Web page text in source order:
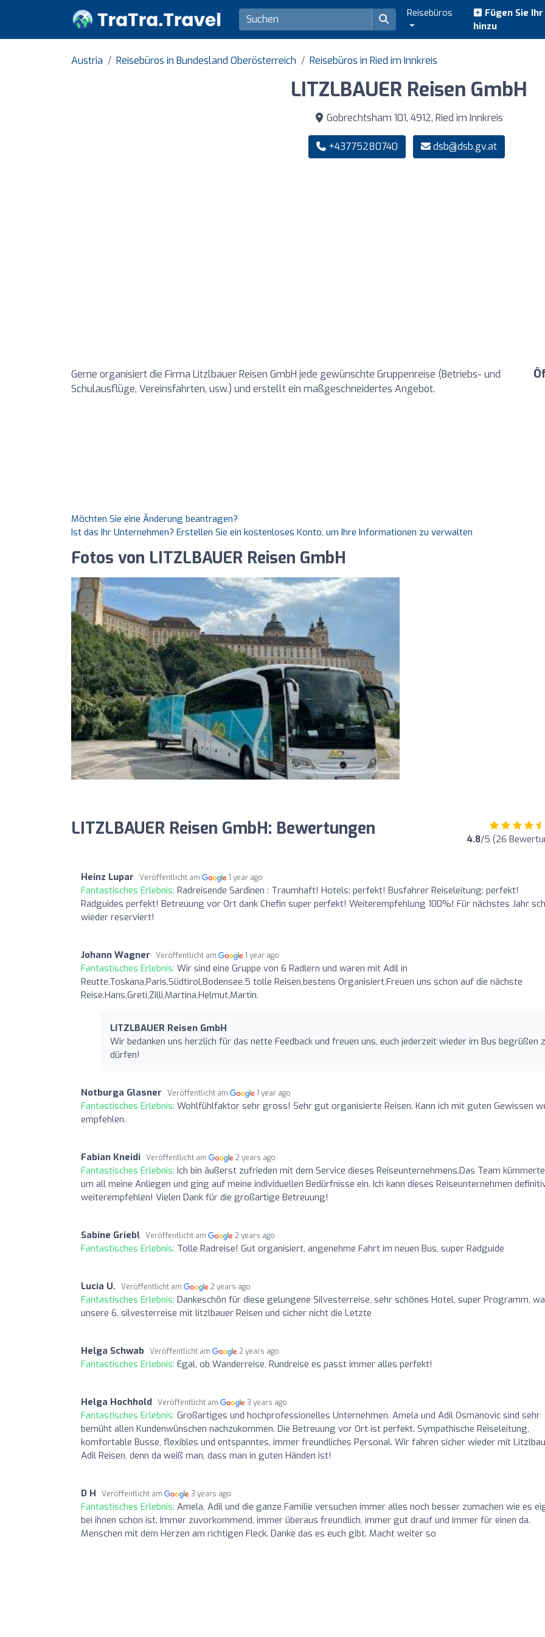
Reisebüros
Fügen Sie
hinzu
Austria Reisebüros in Bundesland Oberösterreich Reisebüros in Ried im Innkreis
LITZLBAUER Reisen GmbH
Gobrechtsham 101, 4912, Ried im Innkreis
+43775280740 dsb@dsb.gv.at
Gerne organisiert die Firma Litzlbauer Reisen GmbH jede gewünschte Gruppenreise (Betriebs- und
Schulausflüge, Vereinsfahrten, usw.) und erstellt ein maßgeschneidertes Angebot.
Möchten Sie eine Änderung beantragen?
Ist das Ihr Unternehmen? Erstellen Sie ein kostenloses Konto, um Ihre Informationen zu verwalten
Fotos von LITZLBAUER Reisen GmbH
LITZLBAUER Reisen GmbH: Bewertungen 4.8/5 (26
Heinz Lupar Veröffentlicht am 1 year ago
Fantastisches Erlebnis: Radreisende Sardinen : Traumhaft! Hotels: perfekt! Busfahrer Reiseleitung: perfekt!
Radguides perfekt! Betreuung vor Ort dank Chefin super perfekt! Weiterempfehlung 100%! Für nächstes Jahr
wieder reserviert!
Johann Wagner Veröffentlicht am 1 year ago
Fantastisches Erlebnis: Wir sind eine Gruppe von 6 Radlern und waren mit Adil in
Reutte,Toskana,Paris,Südtirol,Bodensee.5 tolle Reisen,bestens Organisiert.Freuen uns schon auf die nächste
Reise.Hans,Greti,Zilli,Martina,Helmut,Martin.
LITZLBAUER Reisen GmbH
Wir bedanken uns herzlich für das nette Feedback und freuen uns, euch jederzeit wieder im Bus begrüßen
dürfen!
Notburga Glasner Veröffentlicht am 1 year ago
Fantastisches Erlebnis: Wohlfühlfaktor sehr gross! Sehr gut organisierte Reisen. Kann ich mit guten Gewissen
empfehlen.
Fabian Kneidi Veröffentlicht am 2 years ago
Fantastisches Erlebnis: Ich bin äußerst zufrieden mit dem Service dieses Reiseunternehmens.Das Team
um all meine Anliegen und ging auf meine individuellen Bedürfnisse ein. Ich kann dieses Reiseunternehmen
weiterempfehlen! Vielen Dank für die großartige Betreuung!
Sabine Griebl Veröffentlicht am 2 years ago
Fantastisches Erlebnis: Tolle Radreise! Gut organisiert, angenehme Fahrt im neuen Bus, super Radguide
Lucia U. Veröffentlicht am 2 years ago
Fantastisches Erlebnis: Dankeschön für diese gelungene Silvesterreise, sehr schönes Hotel, super Programm,
unsere 6. silvesterreise mit litzlbauer Reisen und sicher nicht die Letzte
Helga Schwab Veröffentlicht am 2 years ago
Fantastisches Erlebnis: Egal, ob Wanderreise, Rundreise es passt immer alles perfekt!
Helga Hochhold Veröffentlicht am 3 years ago
Fantastisches Erlebnis: Großartiges und hochprofessionelles Unternehmen. Amela und Adil Osmanovic sind sehr
bemüht allen Kundenwünschen nachzukommen. Die Betreuung vor Ort ist perfekt. Sympathische Reiseleitung,
komfortable Busse, flexibles und entspanntes, immer freundliches Personal. Wir fahren sicher wieder mit
Adil Reisen, denn da weiß man, dass man in guten Händen ist!
D H Veröffentlicht am 3 years ago
Fantastisches Erlebnis: Amela, Adil und die ganze Familie versuchen immer alles noch besser zumachen wie es
bei ihnen schon ist. Immer zuvorkommend, immer überaus freundlich, immer gut drauf und immer für einen da.
Menschen mit dem Herzen am richtigen Fleck. Danke das es euch gibt. Macht weiter so